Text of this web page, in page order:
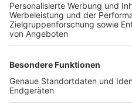
TOP-PARTNER